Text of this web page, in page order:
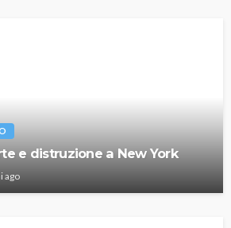
e distruzione a New York
ago